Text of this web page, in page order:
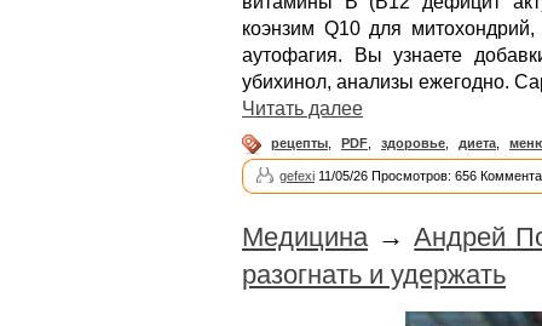
коэнзим Q10 для
аутофагия. Вы узнаете
убихинол, анализы ежегодно.
Читать далее
рецепты PDF здоровье диета
gefexi 11/05/26 Просмотров: 656
Медицина→Андрей
разогнать и удержать